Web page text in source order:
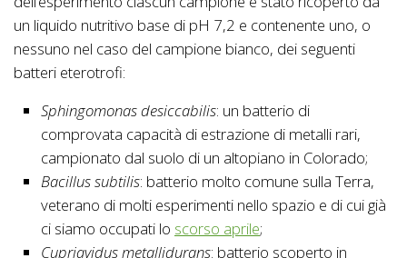
un liquido nutritivo base di pH 7,2 e contenente uno, o
nessuno nel caso del campione bianco, dei seguenti
batteri eterotrofi:
Sphingomonas desiccabilis: un batterio di
comprovata capacità di estrazione di metalli rari,
campionato dal suolo di un altopiano in Colorado;
Bacillus subtilis: batterio molto comune sulla Terra,
veterano di molti esperimenti nello spazio e di cui già
ci siamo occupati lo scorso aprile;
Cupriavidus metallidurans: batterio scoperto in